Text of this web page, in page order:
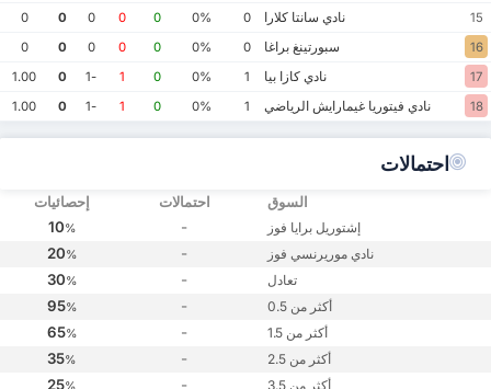
15
نادي سانتا كلارا 0
0%
0
0
0
0
0
16
سبورتينغ براغا 0
0%
0
0
0
0
0
17
نادي كازا بيا 1
0%
0
1
-1
0
1.00
18
نادي فيتوريا غيمارايش الرياضي 1
0%
0
1
-1
0
1.00
احتمالات
السوق احتمالات إحصائيات
إشتوريل برايا فوز -
10%
نادي موريرنسي فوز -
20%
تعادل -
30%
أكثر من 0.5 -
95%
أكثر من 1.5 -
65%
أكثر من 2.5 -
35%
أكثر من 3.5 -
25%